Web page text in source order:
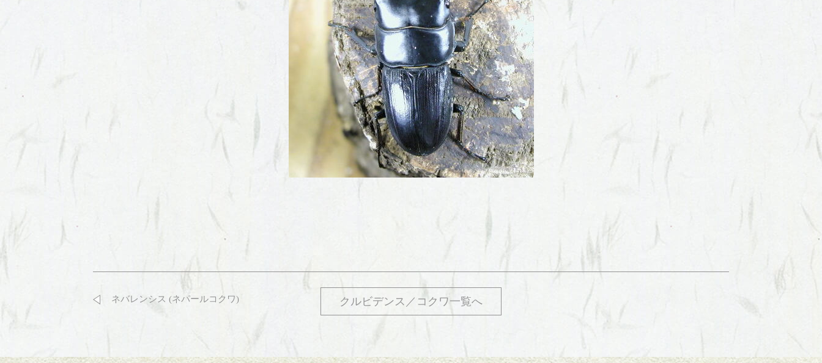
ネバレンシス (ネパールコクワ) クルビデンス／コクワ一覧へ